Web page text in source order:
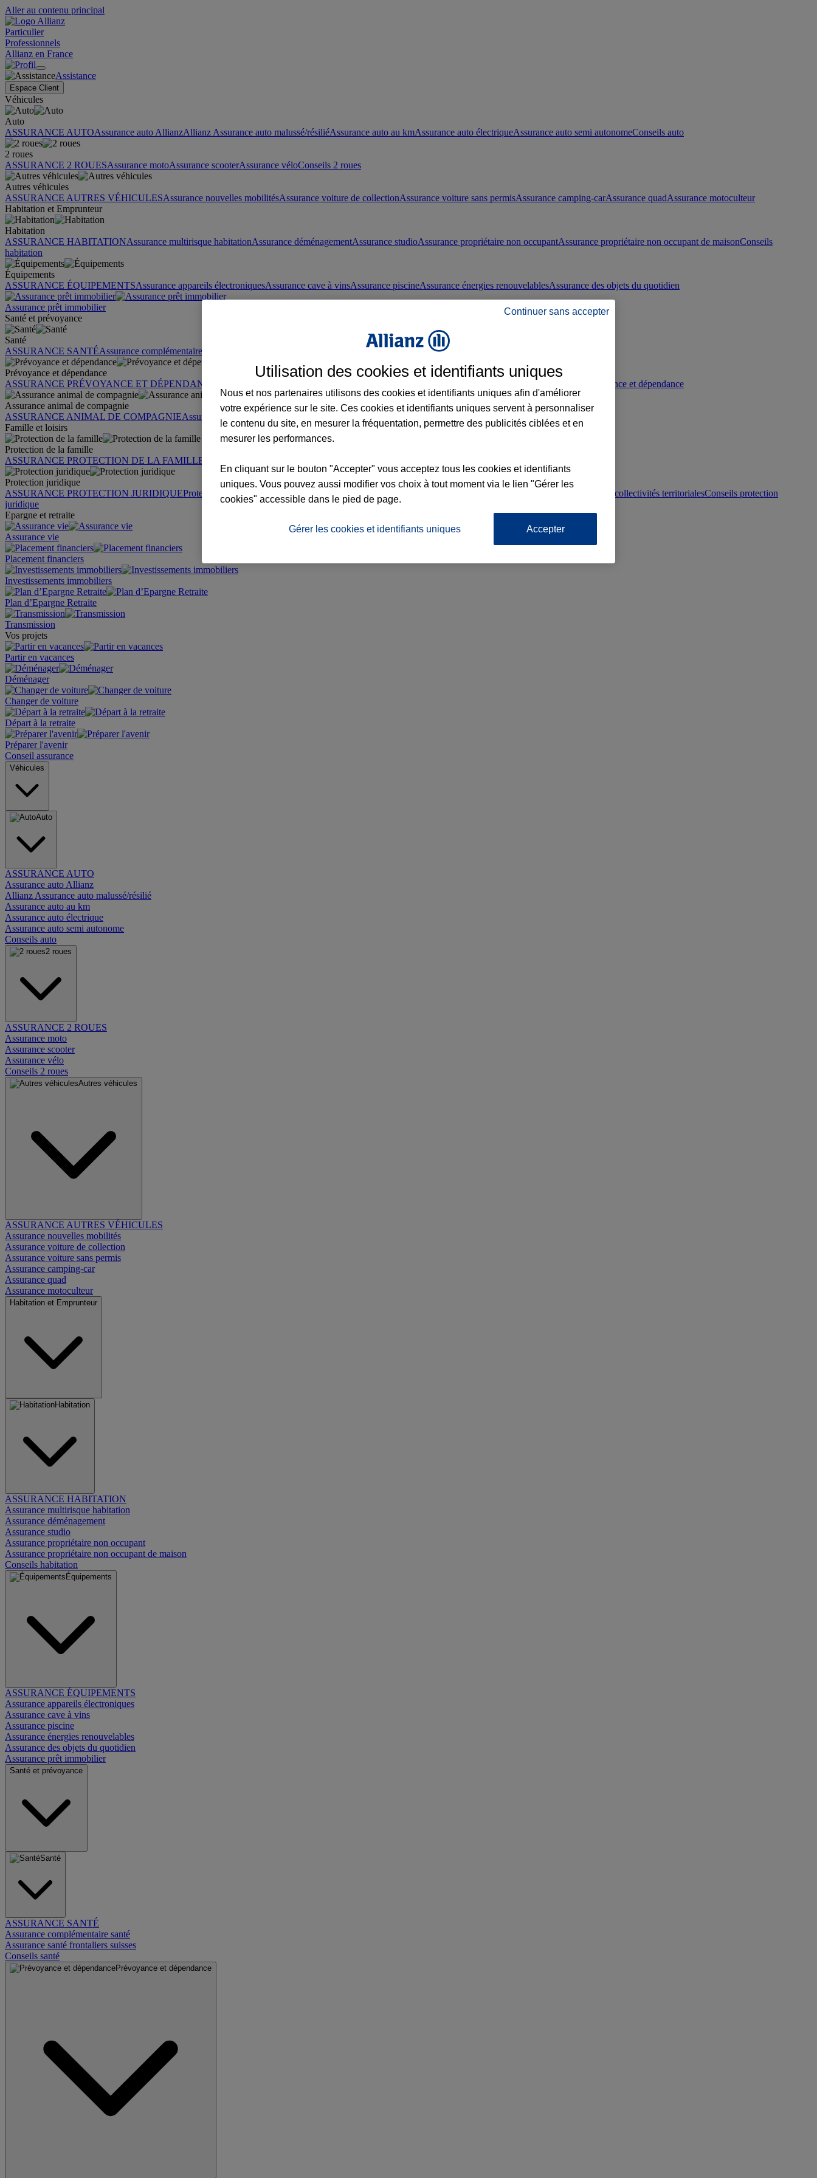
Aller au contenu principal
Particulier
Professionnels
Allianz en France
Assistance
Espace Client
Véhicules
Auto
ASSURANCE AUTOAssurance auto AllianzAllianz Assurance auto malussé/résiliéAssurance auto au kmAssurance auto électriqueAssurance auto semi autonomeConseils auto
2 roues
ASSURANCE 2 ROUESAssurance motoAssurance scooterAssurance véloConseils 2 roues
Autres véhicules
ASSURANCE AUTRES VÉHICULESAssurance nouvelles mobilitésAssurance voiture de collectionAssurance voiture sans permisAssurance camping-carAssurance quadAssurance motoculteur
Habitation et Emprunteur
Habitation
ASSURANCE HABITATIONAssurance multirisque habitationAssurance déménagementAssurance studioAssurance propriétaire non occupantAssurance propriétaire non occupant de maisonConseils
habitation
Équipements
ASSURANCE ÉQUIPEMENTSAssurance appareils électroniquesAssurance cave à vinsAssurance piscineAssurance énergies renouvelablesAssurance des objets du quotidien
Assurance prêt immobilier
Santé et prévoyance
Santé
ASSURANCE SANTÉAssurance complémentaire santé Conseils santé
Prévoyance et dépendance
ASSURANCE PRÉVOYANCE ET DÉPENDANCE
Conseils prévoyance et dépendance
Assurance animal de compagnie
ASSURANCE ANIMAL DE COMPAGNIEAssurance chien Assurance chat
Conseils animal de compagnie
Famille et loisirs
Protection de la famille
ASSURANCE PROTECTION DE LA FAMILLE
Protection juridique
ASSURANCE PROTECTION JURIDIQUEProtection juridique particuliers Protection juridique immobilière Protection juridique collectivités territorialesConseils protection
juridique
Epargne et retraite
Assurance vie
Placement financiers
Investissements immobiliers
Plan d’Epargne Retraite
Transmission
Vos projets
Partir en vacances
Déménager
Changer de voiture
Départ à la retraite
Préparer l'avenir
Conseil assurance
Véhicules
Auto
ASSURANCE AUTO
Assurance auto Allianz
Allianz Assurance auto malussé/résilié
Assurance auto au km
Assurance auto électrique
Assurance auto semi autonome
Conseils auto
2 roues
ASSURANCE 2 ROUES
Assurance moto
Assurance scooter
Assurance vélo
Conseils 2 roues
Autres véhicules
ASSURANCE AUTRES VÉHICULES
Assurance nouvelles mobilités
Assurance voiture de collection
Assurance voiture sans permis
Assurance camping-car
Assurance quad
Assurance motoculteur
Habitation et Emprunteur
Habitation
ASSURANCE HABITATION
Assurance multirisque habitation
Assurance déménagement
Assurance studio
Assurance propriétaire non occupant
Assurance propriétaire non occupant de maison
Conseils habitation
Équipements
ASSURANCE ÉQUIPEMENTS
Assurance appareils électroniques
Assurance cave à vins
Assurance piscine
Assurance énergies renouvelables
Assurance des objets du quotidien
Assurance prêt immobilier
Santé et prévoyance
Santé
ASSURANCE SANTÉ
Assurance complémentaire santé
Assurance santé frontaliers suisses
Conseils santé
Prévoyance et dépendance
Continuer sans accepter
Utilisation des cookies et identifiants uniques
Nous et nos partenaires utilisons des cookies et identifiants uniques afin d'améliorer
votre expérience sur le site. Ces cookies et identifiants uniques servent à personnaliser
le contenu du site, en mesurer la fréquentation, permettre des publicités ciblées et en
mesurer les performances.
En cliquant sur le bouton "Accepter" vous acceptez tous les cookies et identifiants
uniques. Vous pouvez aussi modifier vos choix à tout moment via le lien "Gérer les
cookies" accessible dans le pied de page.
Gérer les cookies et identifiants uniques Accepter